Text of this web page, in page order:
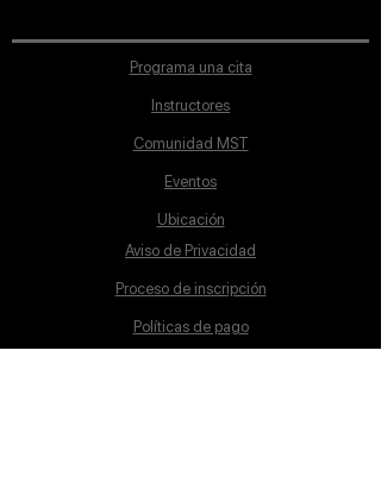
Programa una cita
Instructores
Comunidad MST
Eventos
Ubicación
Aviso de Privacidad
Proceso de inscripción
Políticas de pago